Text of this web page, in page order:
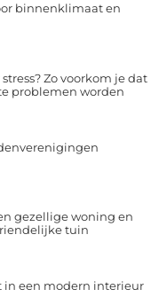
binnenklimaat en
Zo voorkom je dat
problemen worden
gezellige woning en
tuin
in een modern interieur